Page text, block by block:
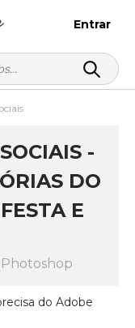
Entrar
-
DO
E
do Adobe